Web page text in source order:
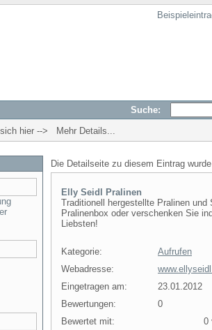
Suche:
hier --> Mehr Details...
Die Detailseite zu diesem Eintrag
Elly Seidl Pralinen
Traditionell hergestellte Pralinen
Pralinenbox oder verschenken Sie
Liebsten!
Kategorie:
Aufrufen
Webadresse:
Eingetragen am:
23.01.2012
Bewertungen:
0
Bewertet mit:
0